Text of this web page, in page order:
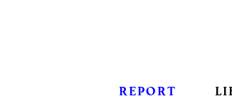
REPORT